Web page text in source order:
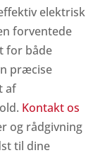
elektrisk
forventede
for både
præcise
af
Kontakt os
og rådgivning
til dine